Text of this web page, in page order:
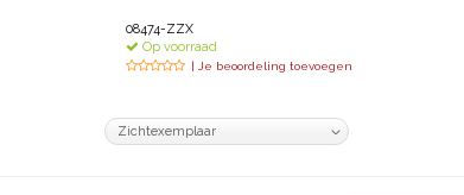
08474-ZZX
Op voorraad
| Je beoordeling toevoegen